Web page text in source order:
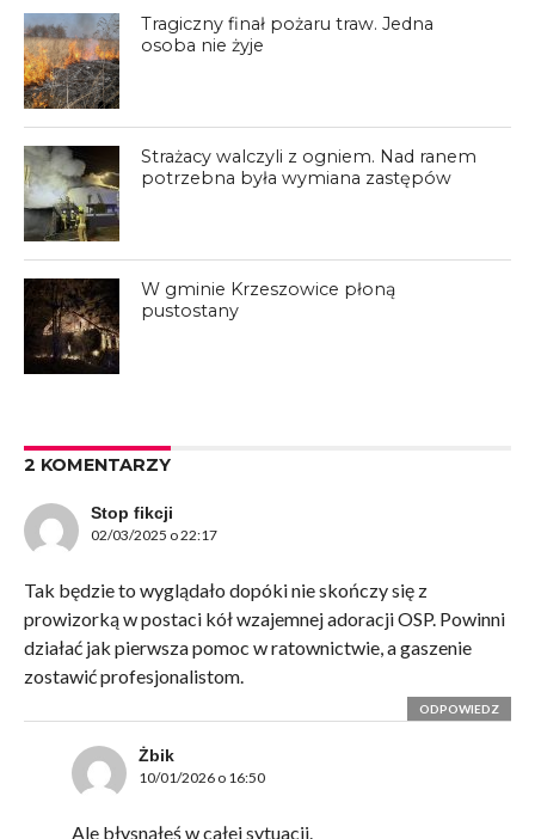
Tragiczny finał pożaru traw. Jedna
osoba nie żyje
Strażacy walczyli z ogniem. Nad ranem
potrzebna była wymiana zastępów
W gminie Krzeszowice płoną
pustostany
2 KOMENTARZY
Stop fikcji
02/03/2025 o 22:17
Tak będzie to wyglądało dopóki nie skończy się z
prowizorką w postaci kół wzajemnej adoracji OSP. Powinni
działać jak pierwsza pomoc w ratownictwie, a gaszenie
zostawić profesjonalistom.
ODPOWIEDZ
Żbik
10/01/2026 o 16:50
Ale błysnąłeś w całej sytuacji.